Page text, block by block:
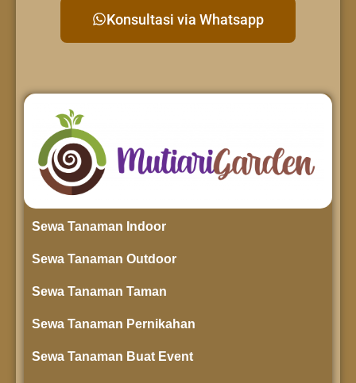
Konsultasi via Whatsapp
Sewa Tanaman Indoor
Sewa Tanaman Outdoor
Sewa Tanaman Taman
Sewa Tanaman Pernikahan
Sewa Tanaman Buat Event